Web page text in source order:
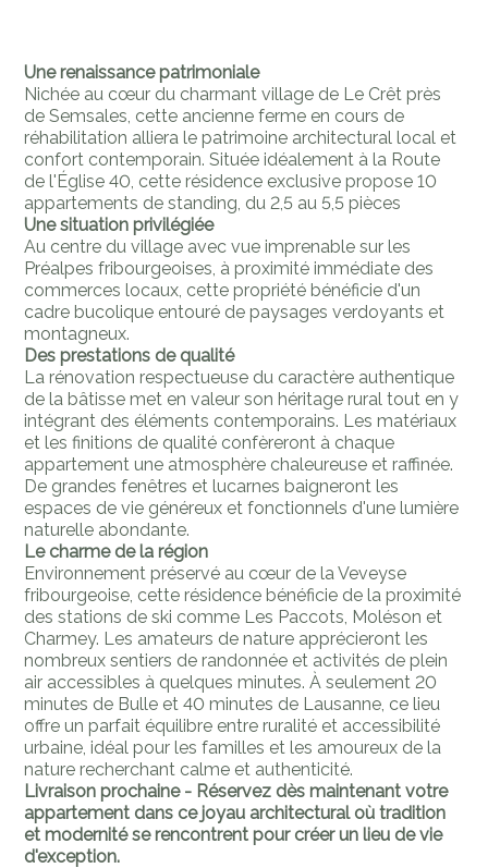
Une renaissance patrimoniale
Nichée au cœur du charmant village de Le Crêt près
de Semsales, cette ancienne ferme en cours de
réhabilitation alliera le patrimoine architectural local et
confort contemporain. Située idéalement à la Route
de l'Église 40, cette résidence exclusive propose 10
appartements de standing, du 2,5 au 5,5 pièces
Une situation privilégiée
Au centre du village avec vue imprenable sur les
Préalpes fribourgeoises, à proximité immédiate des
commerces locaux, cette propriété bénéficie d'un
cadre bucolique entouré de paysages verdoyants et
montagneux.
Des prestations de qualité
La rénovation respectueuse du caractère authentique
de la bâtisse met en valeur son héritage rural tout en y
intégrant des éléments contemporains. Les matériaux
et les finitions de qualité confèreront à chaque
appartement une atmosphère chaleureuse et raffinée.
De grandes fenêtres et lucarnes baigneront les
espaces de vie généreux et fonctionnels d'une lumière
naturelle abondante.
Le charme de la région
Environnement préservé au cœur de la Veveyse
fribourgeoise, cette résidence bénéficie de la proximité
des stations de ski comme Les Paccots, Moléson et
Charmey. Les amateurs de nature apprécieront les
nombreux sentiers de randonnée et activités de plein
air accessibles à quelques minutes. À seulement 20
minutes de Bulle et 40 minutes de Lausanne, ce lieu
offre un parfait équilibre entre ruralité et accessibilité
urbaine, idéal pour les familles et les amoureux de la
nature recherchant calme et authenticité.
Livraison prochaine - Réservez dès maintenant votre
appartement dans ce joyau architectural où tradition
et modernité se rencontrent pour créer un lieu de vie
d'exception.